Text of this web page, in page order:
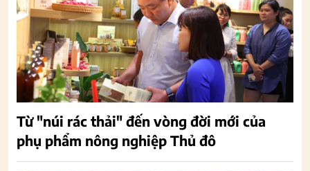
Từ "núi rác thải" đến vòng đời mới của
phụ phẩm nông nghiệp Thủ đô